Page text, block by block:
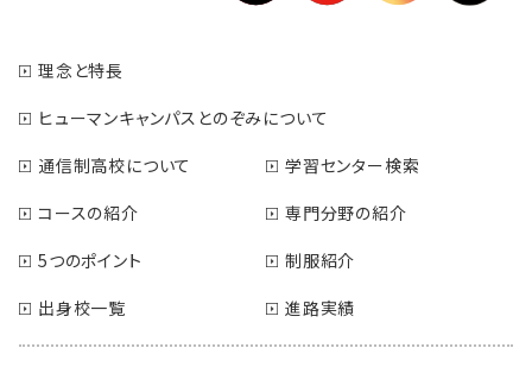
理念と特長
ヒューマンキャンパスとのぞみについて
通信制高校について
学習センター検索
コースの紹介
専門分野の紹介
5つのポイント
制服紹介
出身校一覧
進路実績